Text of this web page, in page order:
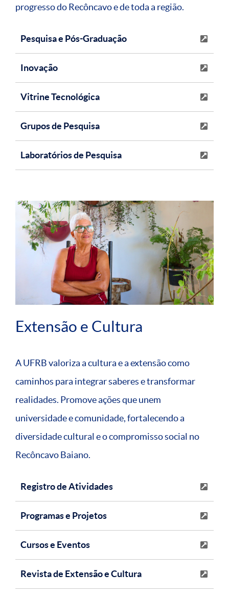
progresso do Recôncavo e de toda a região.
Pesquisa e Pós-Graduação
Inovação
Vitrine Tecnológica
Grupos de Pesquisa
Laboratórios de Pesquisa
Extensão e Cultura
A UFRB valoriza a cultura e a extensão como
caminhos para integrar saberes e transformar
realidades. Promove ações que unem
universidade e comunidade, fortalecendo a
diversidade cultural e o compromisso social no
Recôncavo Baiano.
Registro de Atividades
Programas e Projetos
Cursos e Eventos
Revista de Extensão e Cultura